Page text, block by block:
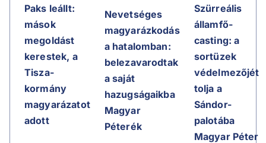
Paks leállt:
mások
megoldást
kerestek, a
Tisza-
kormány
magyarázatot
adott
Nevetséges
magyarázkodás
a hatalomban:
belezavarodtak
a saját
hazugságaikba
Magyar
Péterék
Szürreális
államfő-
casting: a
sortüzek
védelmezőjét
tolja a
Sándor-
palotába
Magyar Péter